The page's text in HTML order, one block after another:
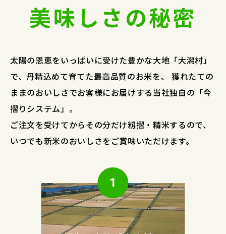
美味しさの秘密
太陽の恩恵をいっぱいに受けた豊かな大地「大潟村」
で、丹精込めて育てた最高品質のお米を、
獲れたての
ままのおいしさでお客様にお届けする当社独自の「今
摺りシステム」。
ご注文を受けてからその分だけ籾摺・精米するので、
いつでも新米のおいしさをご賞味いただけます。
1